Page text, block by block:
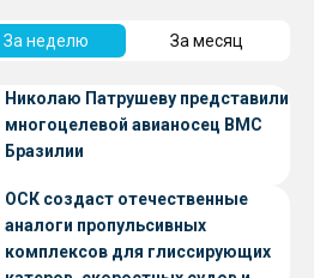
За неделю За месяц
Николаю Патрушеву представили
многоцелевой авианосец ВМС
Бразилии
ОСК создаст отечественные
аналоги пропульсивных
комплексов для глиссирующих